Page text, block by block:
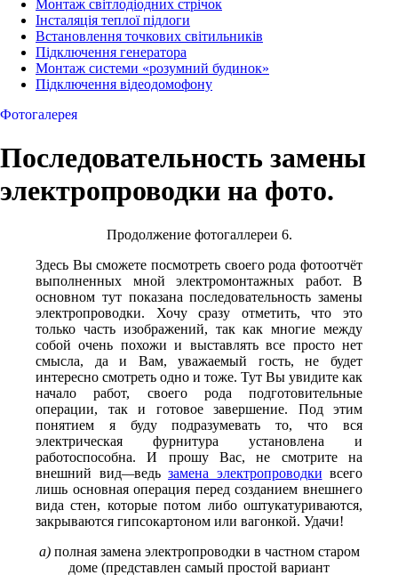
Монтаж світлодіодних стрічок
Інсталяція теплої підлоги
Встановлення точкових світильників
Підключення генератора
Монтаж системи «розумний будинок»
Підключення відеодомофону
Фотогалерея
Последовательность замены
электропроводки на фото.
Продолжение фотогаллереи 6.
Здесь Вы сможете посмотреть своего рода фотоотчёт
выполненных мной электромонтажных работ. В
основном тут показанапоследовательность замены
электропроводки. Хочу сразу отметить, что это
только часть изображений, так как многие между
собой очень похожи и выставлять все просто нет
смысла, да и Вам, уважаемый гость, не будет
интересно смотреть одно и тоже. Тут Вы увидите как
начало работ, своего рода подготовительные
операции, так и готовое завершение. Под этим
понятием я буду подразумевать то, что вся
электрическая фурнитура установлена и
работоспособна. И прошу Вас, не смотрите на
внешний вид—ведь замена электропроводки всего
лишь основная операция перед созданием внешнего
вида стен, которые потом либо оштукатуриваются,
закрываются гипсокартоном или вагонкой. Удачи!
а)полная замена электропроводки в частном старом
доме (представлен самый простой вариант